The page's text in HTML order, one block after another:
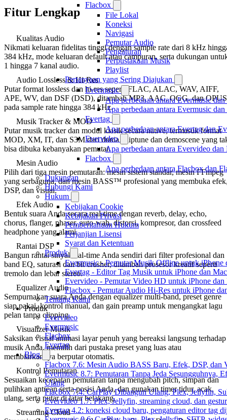
Flacbox
File Lokal
Koneksi
Navigasi
Pemutar Audio
Pengaturan
Perpustakaan Musik
Playlist
Pertanyaan yang Sering Diajukan
Evermusic
Apa perbedaan antara Evermusic
Apa perbedaan antara Evermusic
Evertag
Apa perbedaan antara Evertag dan
Evervideo
Apa perbedaan antara Evervideo
Flacbox
Apa perbedaan antara Flacbox dan
Dukungan
Hubungi Kami
Hukum
Kebijakan Cookie
Kebijakan Privasi
Pemberitahuan Hukum
Perjanjian Lisensi
Syarat dan Ketentuan
Produk
Evermusic - Pemutar Musik Offline untuk iPhone
Evertag - Editor Tag Musik untuk iPhone dan Mac
Evervideo - Pemutar Video HD untuk iPhone dan
Flacbox - Pemutar Audio Hi-Res untuk iPhone
Tentang Kami
Produk
Evervideo
Evermusic
Flacbox
Evertag
Blog
Flacbox 7.6: Mesin Audio BASS Baru, Efek, DSP, dan
Evermusic 8.7: Pemutaran Tanpa Jeda
Ulang
Flacbox 7.4: CarPlay Dibangun Ulang, Plex, Jellyfin,
Evervideo 1.7: Plex, Jellyfin, streaming cloud, dan
Evertag 4.2: koneksi cloud baru, pengaturan editor tag
Fitur Lengkap
Kualitas Audio
Nikmati keluaran fidelitas tinggi dengan sample rate dari 8 kHz
384 kHz, mode keluaran default atau campuran, serta dukungan
1 hingga 7 kanal audio.
Audio Lossless & Hi-Res
Putar format lossless dan hi-res seperti FLAC, ALAC, WAV, AIFF,
APE, WV, dan DSF (DSD), ditambah MP3, AAC, OGG, dan
pada sample rate hingga 384 kHz.
Musik Tracker & MOD
Putar musik tracker dan modul klasik secara native, termasuk format
MOD, XM, IT, dan S3M dari dunia chiptune dan demoscene yang
bisa dibuka kebanyakan pemutar.
Mesin Audio
Pilih dari tiga mesin pemutaran: mesin sistem standar, mesin FFmpeg
yang serbaguna, dan mesin BASS™ profesional yang membuka
DSP, dan visual.
Efek Audio
Bentuk suara Anda secara real-time dengan reverb, delay, echo,
chorus, flanger, phaser, auto-wah, distorsi, kompresor, dan crossfeed
headphone yang alami.
Rantai DSP
Bangun rantai sinyal real-time Anda sendiri dari filter profesional dan
band EQ, saturasi dan bit crusher, ditambah prosesor kreatif seperti
tremolo dan lebar stereo.
Equalizer Audio
Sempurnakan suara Anda dengan equalizer multi-band, preset genre
siap pakai, kontrol manual, dan gain preamp untuk mengangkat lagu
pelan tanpa clipping.
Visualizer Musik
Saksikan visual animasi layar penuh yang bereaksi langsung terhadap
musik Anda, memilih dari pustaka preset yang luas atau
membiarkannya berputar otomatis.
Kontrol Pemutaran
Sesuaikan kecepatan pemutaran tanpa mengubah pitch, simpan dan
pulihkan antrean serta posisi Anda, dan gunakan timer tidur, acak,
ulang, serta putar di latar belakang.
Streaming Cloud